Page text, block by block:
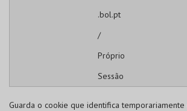
.bol.pt
/
Próprio
Sessão
Guarda o cookie que identifica